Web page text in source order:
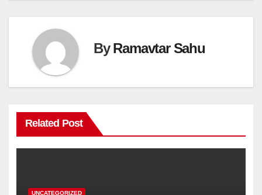
ByRamavtar Sahu
Related Post
UNCATEGORIZED